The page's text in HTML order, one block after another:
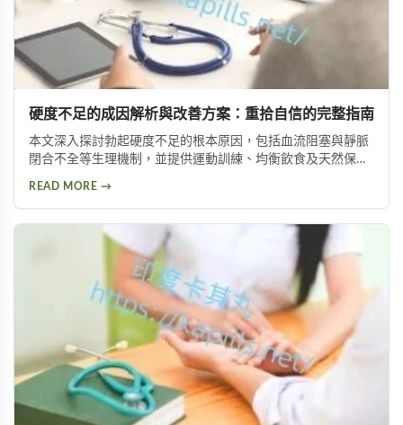
硬度不足的成因解析與改善方案：重拾自信的完整指南
本文深入探討勃起硬度不足的根本原因，包括血流阻塞與靜脈
閉合不全等生理機制，並提供運動訓練、均衡飲食及天然保健
READ MORE →